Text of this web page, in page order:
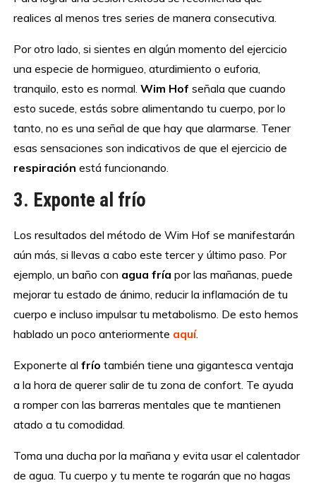
realices al menos tres series de manera consecutiva.
Por otro lado, si sientes en algún momento del ejercicio
una especie de hormigueo, aturdimiento o euforia,
tranquilo, esto es normal.Wim Hof señala que cuando
esto sucede, estás sobre alimentando tu cuerpo, por lo
tanto, no es una señal de que hay que alarmarse. Tener
esas sensaciones son indicativos de que el ejercicio de
respiración está funcionando.
3. Exponte al frío
Los resultados del método de Wim Hof se manifestarán
aún más, si llevas a cabo este tercer y último paso. Por
ejemplo, un baño con agua fría por las mañanas, puede
mejorar tu estado de ánimo, reducir la inflamación de tu
cuerpo e incluso impulsar tu metabolismo. De esto hemos
hablado un poco anteriormente aquí.
Exponerte alfrío también tiene una gigantesca ventaja
a la hora de querer salir de tu zona de confort. Te ayuda
a romper con las barreras mentales que te mantienen
atado a tu comodidad.
Toma una ducha por la mañana y evita usar el calentador
de agua. Tu cuerpo y tu mente te rogarán que no hagas